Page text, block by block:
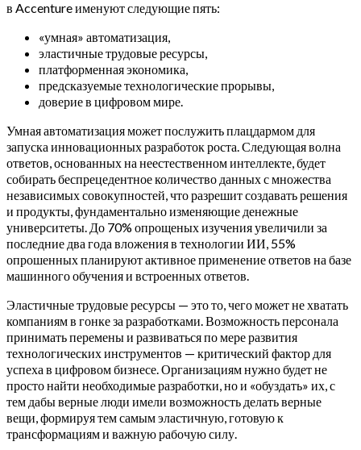
в Accenture именуют следующие пять:
«умная» автоматизация,
эластичные трудовые ресурсы,
платформенная экономика,
предсказуемые технологические прорывы,
доверие в цифровом мире.
Умная автоматизация может послужить плацдармом для
запуска инновационных разработок роста. Следующая волна
ответов, основанных на неестественном интеллекте, будет
собирать беспрецедентное количество данных с множества
независимых совокупностей, что разрешит создавать решения
и продукты, фундаментально изменяющие денежные
университеты. До 70% опрощеных изучения увеличили за
последние два года вложения в технологии ИИ, 55%
опрошенных планируют активное применение ответов на базе
машинного обучения и встроенных ответов.
Эластичные трудовые ресурсы — это то, чего может не хватать
компаниям в гонке за разработками. Возможность персонала
принимать перемены и развиваться по мере развития
технологических инструментов — критический фактор для
успеха в цифровом бизнесе. Организациям нужно будет не
просто найти необходимые разработки, но и «обуздать» их, с
тем дабы верные люди имели возможность делать верные
вещи, формируя тем самым эластичную, готовую к
трансформациям и важную рабочую силу.